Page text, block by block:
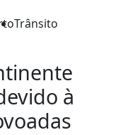
Trânsito
à